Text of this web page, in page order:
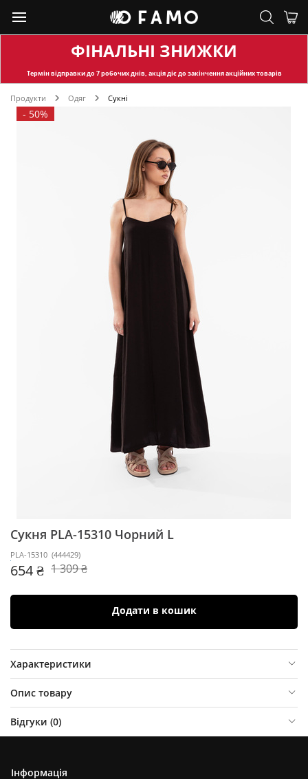
ФІНАЛЬНІ ЗНИЖКИ
Термін відправкидо 7 робочих днів, акція діє до закінчення акційних товарів
Продукти Одяг Сукні
- 50%
Сукня PLA-15310 Чорний L
PLA-15310 (444429)
654 ₴ 1 309 ₴
Додати в кошик
Характеристики
Опис товару
Відгуки (0)
Інформація